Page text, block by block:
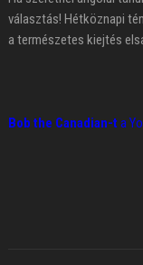
választás! Hétköznapi
a természetes kiejtés
Bob the Canadian-t a